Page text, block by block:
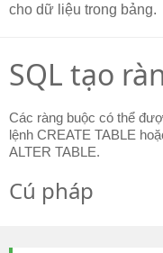
cho dữ liệu trong bảng.
SQL tạo
Các ràng buộc có thể
lệnh CREATE TABLE
ALTER TABLE.
Cú pháp